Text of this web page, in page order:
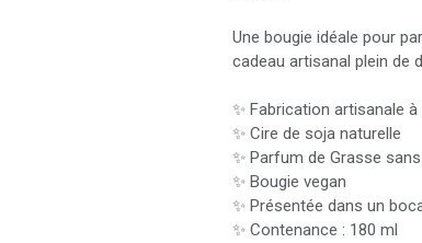
Une bougie idéale pour
cadeau artisanal plein de
✨ Fabrication artisanale à
✨ Cire de soja naturelle
✨ Parfum de Grasse
✨ Bougie vegan
✨ Présentée dans un
✨ Contenance : 180 ml